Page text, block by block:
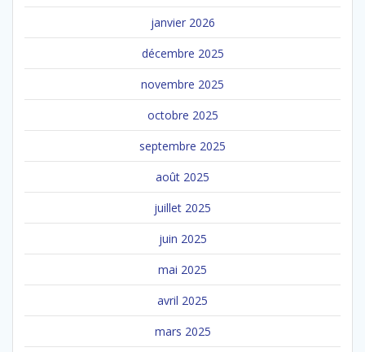
janvier 2026
décembre 2025
novembre 2025
octobre 2025
septembre 2025
août 2025
juillet 2025
juin 2025
mai 2025
avril 2025
mars 2025